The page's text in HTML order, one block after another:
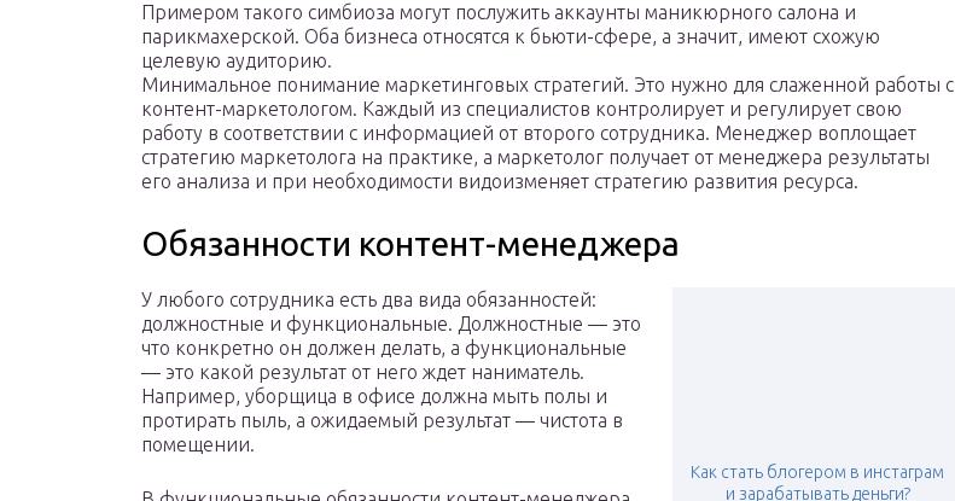
Примером такого симбиоза могут послужить аккаунты маникюрного салона и
парикмахерской. Оба бизнеса относятся к бьюти-сфере, а значит, имеют схожую
целевую аудиторию.
Минимальное понимание маркетинговых стратегий. Это нужно для слаженной работы с
контент-маркетологом. Каждый из специалистов контролирует и регулирует свою
работу в соответствии с информацией от второго сотрудника. Менеджер воплощает
стратегию маркетолога на практике, а маркетолог получает от менеджера результаты
его анализа и при необходимости видоизменяет стратегию развития ресурса.
Обязанности контент-менеджера
Как стать блогером в инстаграм
и зарабатывать деньги?
У любого сотрудника есть два вида обязанностей:
должностные и функциональные. Должностные — это
что конкретно он должен делать, а функциональные
— это какой результат от него ждет наниматель.
Например, уборщица в офисе должна мыть полы и
протирать пыль, а ожидаемый результат — чистота в
помещении.